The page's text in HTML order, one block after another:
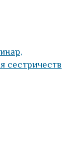
сестричеств